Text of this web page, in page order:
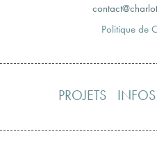
Politique de
PROJETS INFOS